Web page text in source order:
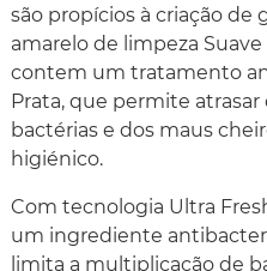
são propícios à criação de
amarelo de limpeza
contem um tratamento
Prata, que permite
bactérias e dos maus
higiénico.
Com tecnologia Ultra
um ingrediente
limita a multiplicação de